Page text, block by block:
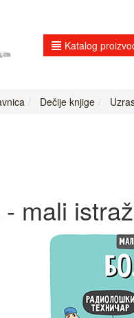
Katalog
Dečije knjige
mali